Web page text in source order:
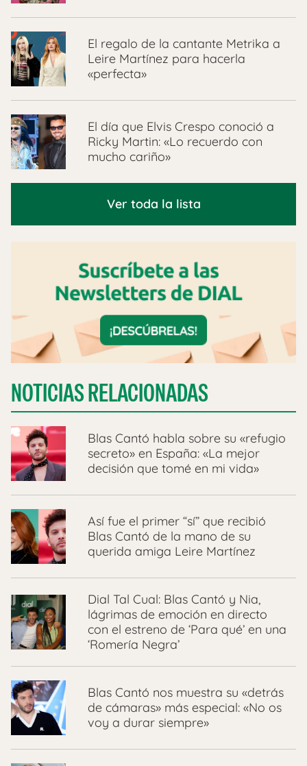
El regalo de la cantante Metrika a
Leire Martínez para hacerla
«perfecta»
El día que Elvis Crespo conoció a
Ricky Martin: «Lo recuerdo con
mucho cariño»
Ver toda la lista
NOTICIAS RELACIONADAS
Blas Cantó habla sobre su «refugio
secreto» en España: «La mejor
decisión que tomé en mi vida»
Así fue el primer “sí” que recibió
Blas Cantó de la mano de su
querida amiga Leire Martínez
Dial Tal Cual: Blas Cantó y Nia,
lágrimas de emoción en directo
con el estreno de ‘Para qué’ en una
‘Romería Negra’
Blas Cantó nos muestra su «detrás
de cámaras» más especial: «No os
voy a durar siempre»